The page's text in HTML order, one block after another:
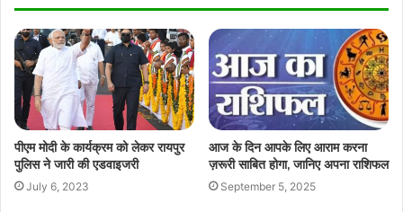
पीएम मोदी के कार्यक्रम को लेकर रायपुर
पुलिस ने जारी की एडवाइजरी
July 6, 2023
आज के दिन आपके लिए आराम करना
ज़रूरी साबित होगा, जानिए अपना राशिफल
September 5, 2025